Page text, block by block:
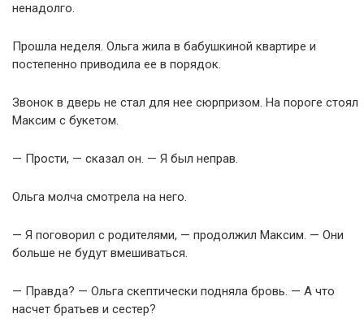
ненадолго.
Прошла неделя. Ольга жила в бабушкиной квартире и
постепенно приводила ее в порядок.
Звонок в дверь не стал для нее сюрпризом. На пороге стоял
Максим с букетом.
— Прости, — сказал он. — Я был неправ.
Ольга молча смотрела на него.
— Я поговорил с родителями, — продолжил Максим. — Они
больше не будут вмешиваться.
— Правда? — Ольга скептически подняла бровь. — А что
насчет братьев и сестер?